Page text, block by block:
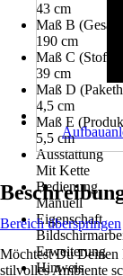
43 cm
Maß B
190 cm
Maß C
39 cm
Maß D
4,5 cm
Maß E
5,5 cm
Ausstattung
Mit Kette
Bedienung
Manuell
Eigenschaft
Erweiterung
Hinweis
Bereich überspringen
Möchtest Du
stilvolles Ambiente